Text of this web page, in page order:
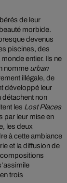
de leur
morbide.
devenus
piscines, des
entier. Ils ne
nomme urban
illégale, de
développé leur
détachent non
les Lost Places
par leur mise en
les deux
à cette ambiance
et la diffusion de
compositions
trois